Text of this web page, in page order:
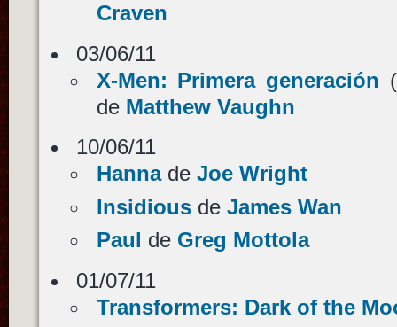
Craven
03/06/11
X-Men: Primera generación (
de Matthew Vaughn
10/06/11
Hannade Joe Wright
Insidiousde James Wan
Paul de Greg Mottola
01/07/11
Transformers: Dark of the